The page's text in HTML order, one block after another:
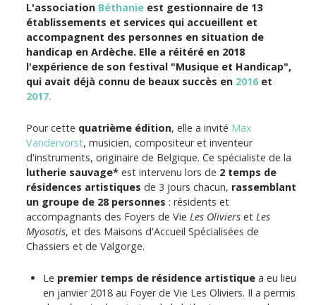
L'association Béthanie est gestionnaire de 13
établissements et services qui accueillent et
accompagnent des personnes en situation de
handicap en Ardèche. Elle a réitéré en 2018
l'expérience de son festival "Musique et Handicap",
qui avait déjà connu de beaux succès en 2016 et
2017.
Pour cette quatrième édition, elle a invité Max
Vandervorst, musicien, compositeur et inventeur
d'instruments, originaire de Belgique. Ce spécialiste de la
lutherie sauvage* est intervenu lors de 2 temps de
résidences artistiques de 3 jours chacun, rassemblant
un groupe de 28 personnes : résidents et
accompagnants des Foyers de Vie Les Oliviers et Les
Myosotis, et des Maisons d'Accueil Spécialisées de
Chassiers et de Valgorge.
Le premier temps de résidence artistique a eu lieu
en janvier 2018 au Foyer de Vie Les Oliviers. Il a permis